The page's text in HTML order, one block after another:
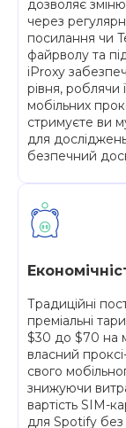
дозволяє
через
посилання чи
файрволу та
iProxy
рівня, роблячи
мобільних
стримуєте ви
для
безпечний
Традиційні
преміальні
$30 до $70 на
власний
свого
знижуючи
вартість SIM-
для Spotify без